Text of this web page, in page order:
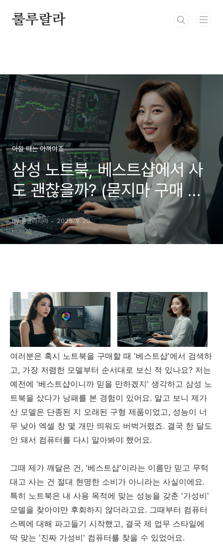
룰루랄라
아낄 때는 아껴야죠
삼성 노트북, 베스트샵에서 사
도 괜찮을까? (묻지마 구매 전
에 꼭 봐야 할 3가지)
by 룰랄라리라 2025. 9. 20.
여러분은 혹시 노트북을 구매할 때 '베스트샵'에서 검색하
고, 가장 저렴한 모델부터 순서대로 보신 적 있나요? 저는
예전에 '베스트샵이니까 믿을 만하겠지' 생각하고 삼성 노
트북을 샀다가 낭패를 본 경험이 있어요. 알고 보니 제가
산 모델은 단종된 지 오래된 구형 제품이었고, 성능이 너
무 낮아 엑셀 창 몇 개만 띄워도 버벅거렸죠. 결국 한 달도
안 돼서 컴퓨터를 다시 알아봐야 했어요.
그때 제가 깨달은 건, '베스트샵'이라는 이름만 믿고 무턱
대고 사는 건 절대 현명한 소비가 아니라는 사실이에요.
특히 노트북은 내 사용 목적에 맞는 성능을 갖춘 '가성비'
모델을 찾아야만 후회하지 않더라고요. 그때부터 컴퓨터
스펙에 대해 파고들기 시작했고, 결국 제 업무 스타일에
딱 맞는 '진짜 가성비' 컴퓨터를 찾을 수 있었어요.